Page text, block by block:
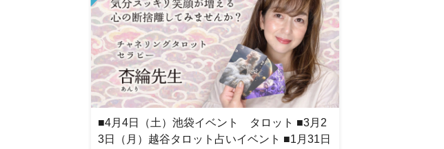
■4月4日（土）池袋イベント タロット ■3月2
3日（月）越谷タロット占いイベント ■1月31日